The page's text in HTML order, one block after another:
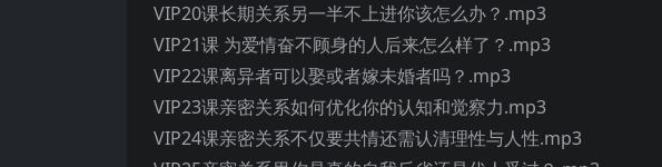
VIP20课长期关系另一半不上进你该怎么办？.mp3
VIP21课 为爱情奋不顾身的人后来怎么样了？.mp3
VIP22课离异者可以娶或者嫁未婚者吗？.mp3
VIP23课亲密关系如何优化你的认知和觉察力.mp3
VIP24课亲密关系不仅要共情还需认清理性与人性.mp3